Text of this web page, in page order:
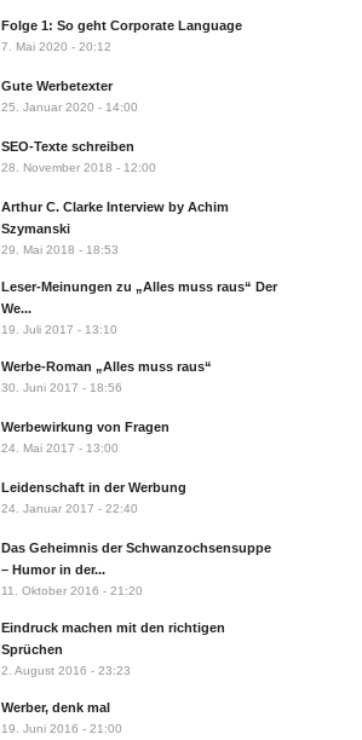
Folge 1: So geht Corporate Language
7. Mai 2020 - 20:12
Gute Werbetexter
25. Januar 2020 - 14:00
SEO-Texte schreiben
28. November 2018 - 12:00
Arthur C. Clarke Interview by Achim
Szymanski
29. Mai 2018 - 18:53
Leser-Meinungen zu „Alles muss raus“ Der
We...
19. Juli 2017 - 13:10
Werbe-Roman „Alles muss raus“
30. Juni 2017 - 18:56
Werbewirkung von Fragen
24. Mai 2017 - 13:00
Leidenschaft in der Werbung
24. Januar 2017 - 22:40
Das Geheimnis der Schwanzochsensuppe
– Humor in der...
11. Oktober 2016 - 21:20
Eindruck machen mit den richtigen
Sprüchen
2. August 2016 - 23:23
Werber, denk mal
19. Juni 2016 - 21:00